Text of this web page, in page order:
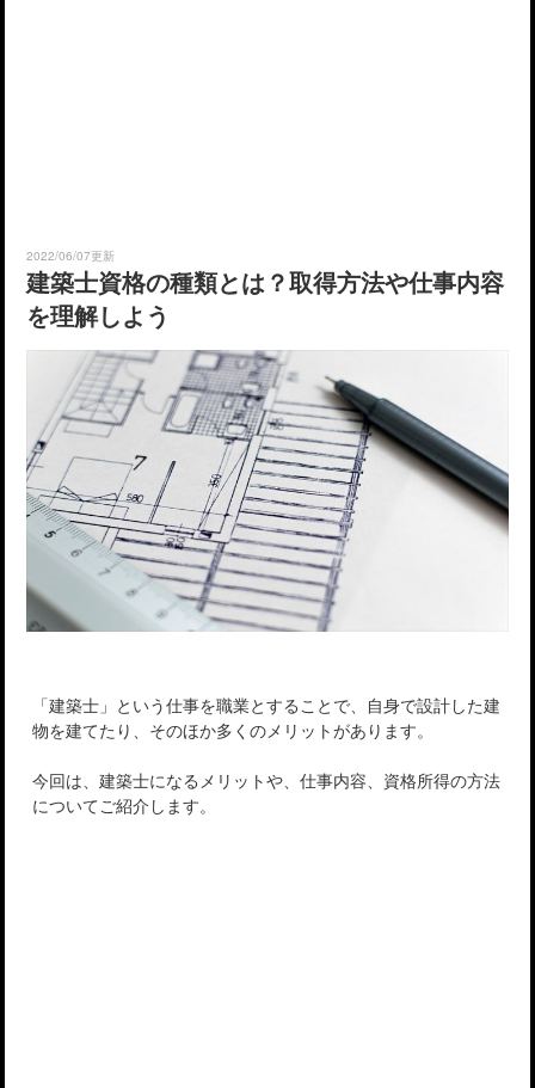
2022/06/07更新
建築士資格の種類とは？取得方法や仕事内容
を理解しよう
「建築士」という仕事を職業とすることで、自身で設計した建
物を建てたり、そのほか多くのメリットがあります。
今回は、建築士になるメリットや、仕事内容、資格所得の方法
についてご紹介します。